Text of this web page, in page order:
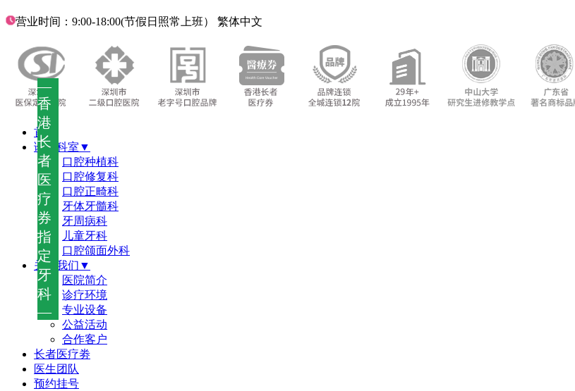
—
香
港
长
者
医
疗
券
指
定
牙
科
—
营业时间：9:00-18:00(节假日照常上班） 繁体中文
首页
诊疗科室▼
口腔种植科
口腔修复科
口腔正畸科
牙体牙髓科
牙周病科
儿童牙科
口腔颌面外科
关于我们▼
医院简介
诊疗环境
专业设备
公益活动
合作客户
长者医疗劵
医生团队
预约挂号